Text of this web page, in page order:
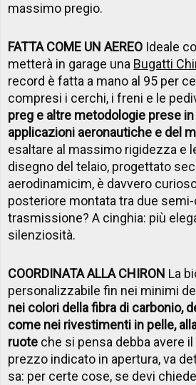
massimo pregio.
FATTA COME UN AEREO Ideale
metterà in garage una Bugatti
record è fatta a mano al 95 per
compresi i cerchi, i freni e le
preg e altre metodologie prese
applicazioni aeronautiche e del
esaltare al massimo rigidezza e
disegno del telaio, progettato
aerodinamicim, è davvero
posteriore montata tra due
trasmissione? A cinghia: più
silenziosità.
COORDINATA ALLA CHIRON La
personalizzabile fin nei minimi
nei colori della fibra di carbonio,
come nei rivestimenti in pelle,
ruote che si pensa debba avere il
prezzo indicato in apertura, va
sa: per certe cose, se devi